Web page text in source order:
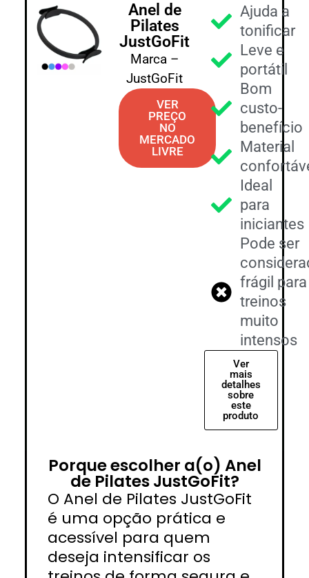
Anel de
Pilates
JustGoFit
Marca –
JustGoFit
VER
PREÇO
NO
MERCADO
LIVRE
Ajuda a
tonificar
Leve e
portátil
Bom
custo-
benefício
Material
Ideal
para
iniciantes
Pode ser
frágil para
treinos
muito
intensos
Ver
mais
detalhes
sobre
este
produto
Porque escolher a(o) Anel
de Pilates JustGoFit?
O Anel de Pilates JustGoFit
é uma opção prática e
acessível para quem
deseja intensificar os